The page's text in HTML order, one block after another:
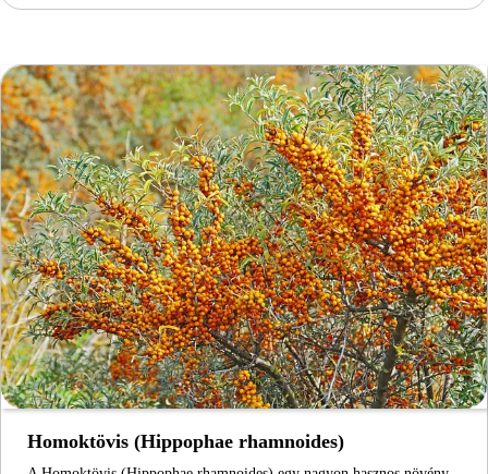
Homoktövis (Hippophae rhamnoides)